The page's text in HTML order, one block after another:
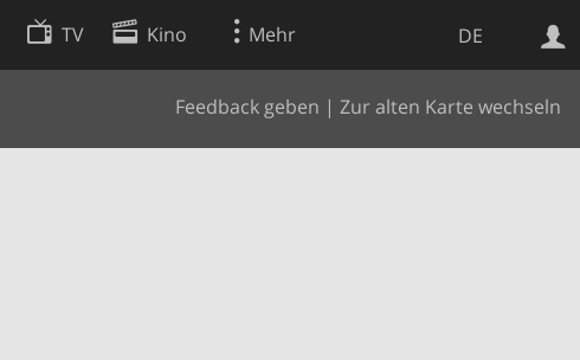
DE
TV Kino Mehr
Feedback geben | Zur alten Karte wechseln
Websuche